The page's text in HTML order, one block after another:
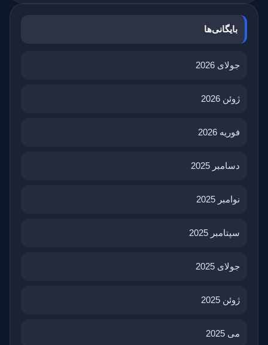
بایگانی‌ها
جولای 2026
ژوئن 2026
فوریه 2026
دسامبر 2025
نوامبر 2025
سپتامبر 2025
جولای 2025
ژوئن 2025
می 2025